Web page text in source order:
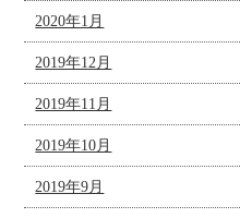
2020年1月
2019年12月
2019年11月
2019年10月
2019年9月